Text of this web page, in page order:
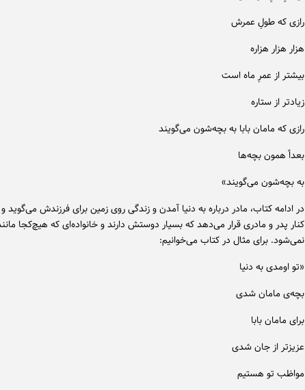
رازی که طولِ عمرش
هزار هزار هزاره
بیشتر از عمرِ ماه است
زیادتر از ستاره
رازی که مامان بابا به بچه‌شون می‌گویند
بعداً همون بچه‌ها
به بچه‌شون می‌گویند»
در ادامه کتاب، مادر درباره به دنیا آمدن و زندگی روی زمین برای فرزندش می‌گوید و
کنار پدر و مادری قرار می‌دهد که بسیار دوستش دارند و خانواده‌ای که هیچ‌کجا
نمی‌شود. برای مثال در کتاب می‌خوانیم:
«تو اومدی به دنیا
بچه‌ی مامان شدی
برای مامان بابا
عزیزتر از جان شدی
مواظب تو هستیم